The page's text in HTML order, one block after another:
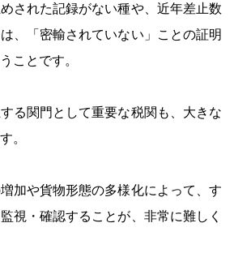
された記録がない種や、近年差止数
、「密輸されていない」ことの証明
ことです。
る関門として重要な税関も、大きな
。
加や貨物形態の多様化によって、す
視・確認することが、非常に難しく